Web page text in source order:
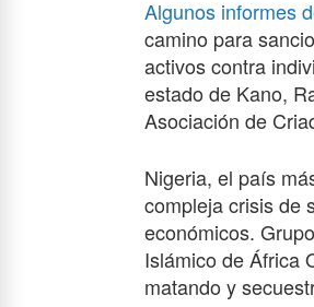
Algunos informes
camino para
activos contra
estado de Kano,
Asociación de
Nigeria, el país
compleja crisis de
económicos.
Islámico de África
matando y